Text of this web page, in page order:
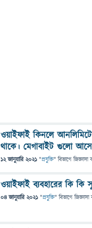
ওয়াইফাই কিনলে
থাকে। মেগাবাইট গুলো
12 জানুয়ারি 2021 "প্রযুক্তি" বিভাগে জিজ্ঞাসা
ওয়াইফাই ব্যবহারের কি কি
04 জানুয়ারি 2021 "প্রযুক্তি" বিভাগে জিজ্ঞাসা